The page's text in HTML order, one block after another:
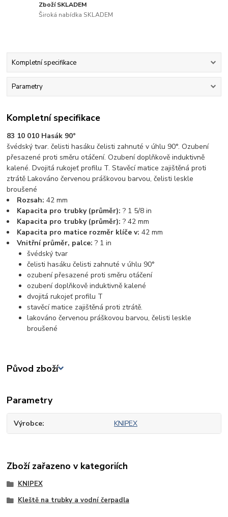
Zboží SKLADEM
Široká nabídka SKLADEM
Kompletní specifikace
Parametry
Kompletní specifikace
83 10 010 Hasák 90°
švédský tvar. čelisti hasáku čelisti zahnuté v úhlu 90°. Ozubení
přesazené proti směru otáčení. Ozubení doplňkově induktivně
kalené. Dvojitá rukojeť profilu T. Stavěcí matice zajištěná proti
ztrátě Lakováno červenou práškovou barvou, čelisti leskle
broušené
Rozsah:42 mm
Kapacita pro trubky (průměr):? 1 5/8 in
Kapacita pro trubky (průměr):? 42 mm
Kapacita pro matice rozměr klíče v:42 mm
Vnitřní průměr, palce:? 1 in
švédský tvar
čelisti hasáku čelisti zahnuté v úhlu 90°
ozubení přesazené proti směru otáčení
ozubení doplňkově induktivně kalené
dvojitá rukojeť profilu T
stavěcí matice zajištěná proti ztrátě.
lakováno červenou práškovou barvou, čelisti leskle
broušené
Původ zboží
Parametry
Výrobce KNIPEX
Zboží zařazeno v kategoriích
KNIPEX
Kleště na trubky a vodní čerpadla